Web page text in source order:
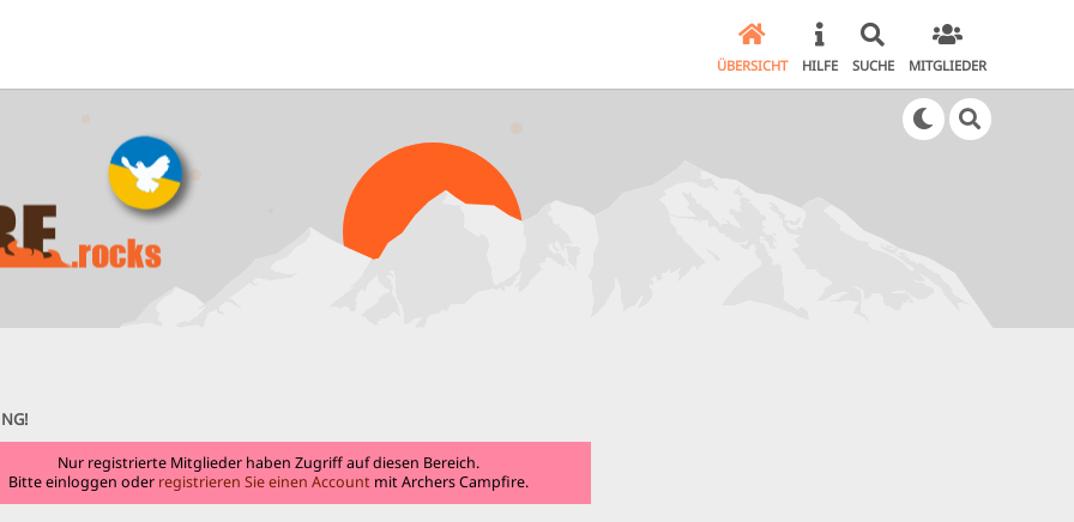
ÜBERSICHT HILFE SUCHE MITGLIEDER
Nur registrierte Mitglieder haben Zugriff auf diesen Bereich.
Bitte einloggen oder registrieren Sie einen Account mit Archers Campfire.